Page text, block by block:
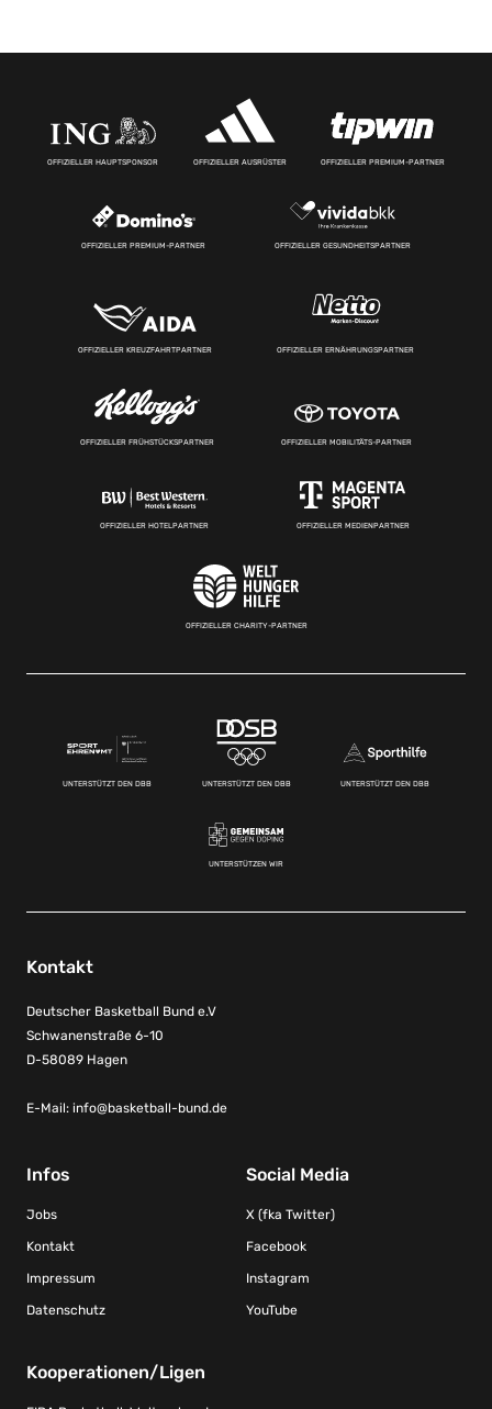
OFFIZIELLER HAUPTSPONSOR OFFIZIELLER AUSRÜSTER OFFIZIELLER PREMIUM-PARTNER
OFFIZIELLER PREMIUM-PARTNER OFFIZIELLER GESUNDHEITSPARTNER
OFFIZIELLER KREUZFAHRTPARTNER OFFIZIELLER ERNÄHRUNGSPARTNER
OFFIZIELLER FRÜHSTÜCKSPARTNER OFFIZIELLER MOBILITÄTS-PARTNER
OFFIZIELLER HOTELPARTNER OFFIZIELLER MEDIENPARTNER
OFFIZIELLER CHARITY-PARTNER
UNTERSTÜTZT DEN DBB UNTERSTÜTZT DEN DBB UNTERSTÜTZT DEN DBB
UNTERSTÜTZEN WIR
Kontakt
Deutscher Basketball Bund e.V
Schwanenstraße 6-10
D-58089 Hagen
E-Mail: info@basketball-bund.de
Infos
Jobs
Kontakt
Impressum
Datenschutz
Social Media
X (fka Twitter)
Facebook
Instagram
YouTube
Kooperationen/Ligen